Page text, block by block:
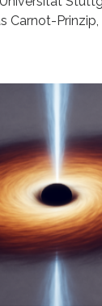
Carnot-
Atomen gilt,
Science
10.1126/
oder
Sie
Bewegung
in Bewegung.